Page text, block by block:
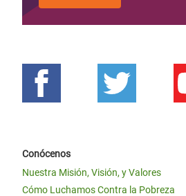
Conócenos
Nuestra Misión, Visión, y Valores
Cómo Luchamos Contra la Pobreza